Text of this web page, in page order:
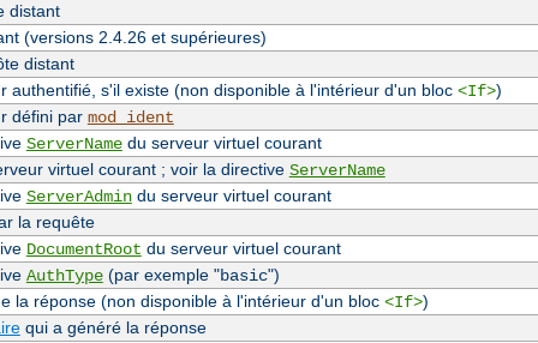
distant
(versions 2.4.26 et supérieures)
distant
authentifié, s'il existe (non disponible à l'intérieur d'un bloc <If>)
défini par mod_ident
ServerNamedu serveur virtuel courant
virtuel courant ; voir la directive ServerName
ServerAdmindu serveur virtuel courant
la requête
DocumentRoot du serveur virtuel courant
AuthType(par exemple "basic")
la réponse (non disponible à l'intérieur d'un bloc <If>)
qui a généré la réponse